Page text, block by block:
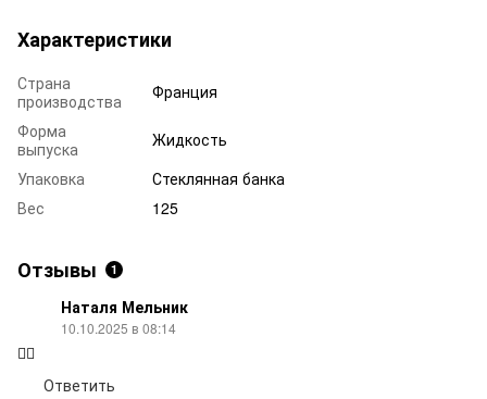
Характеристики
Страна
производства
Франция
Форма
выпуска
Жидкость
Упаковка
Стеклянная банка
Вес
125
Отзывы 1
Наталя Мельник
10.10.2025 в 08:14
👍🏻
Ответить